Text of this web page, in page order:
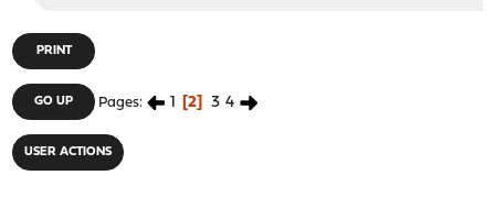
PRINT
GO UP Pages 1 2 3 4
USER ACTIONS